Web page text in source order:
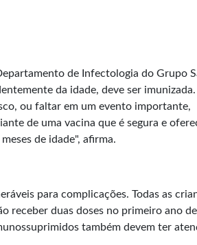
de Infectologia do Grupo
da idade, deve ser
ou faltar em um evento importante,
de uma vacina que é segura e
de idade", afirma.
para complicações. Todas as
receber duas doses no primeiro ano de
também devem ter